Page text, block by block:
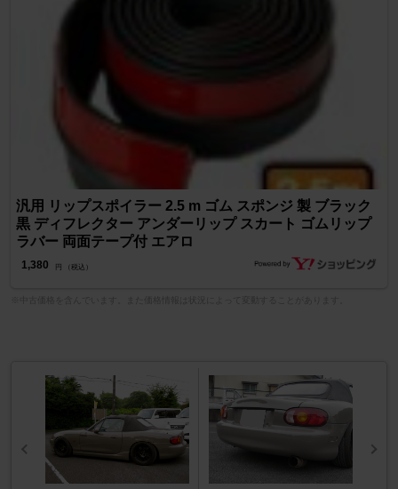
汎用 リップスポイラー 2.5 m ゴム スポンジ 製 ブラック
黒 ディフレクター アンダーリップ スカート ゴムリップ
ラバー 両面テープ付 エアロ
1,380 円 （税込）